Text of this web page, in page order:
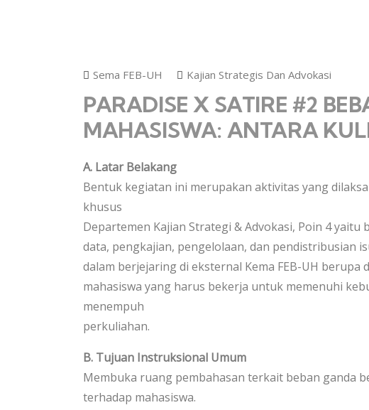
Sema FEB-UH Kajian Strategis Dan Advokasi
PARADISE X SATIRE #2
MAHASISWA: ANTARA
A. Latar Belakang
Bentuk kegiatan ini merupakan aktivitas yang
khusus
Departemen Kajian Strategi & Advokasi, Poin 4
data, pengkajian, pengelolaan, dan pendistribusian
dalam berjejaring di eksternal Kema FEB-UH
mahasiswa yang harus bekerja untuk memenuhi
menempuh
perkuliahan.
B. Tujuan Instruksional Umum
Membuka ruang pembahasan terkait beban ganda
terhadap mahasiswa.